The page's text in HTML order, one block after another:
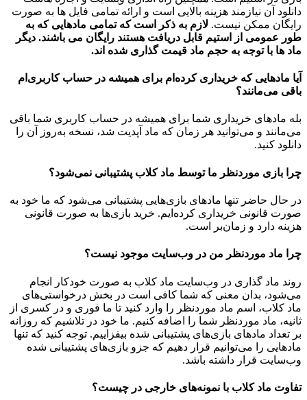
دانلود آن نیازمند هزینه بالایی است و ارائه تمامی فایل ها به صورت
رایگان ممکن نیست. لازم به ذکر است که تمامی مادهایی که به
طور عمومی از استیم قابل دریافت هستند رایگان می باشند. دیگر
ماد ها با توجه به حجم ماد قیمت گذاری شده اند.
آیا مادهایی که خریداری کرده‌ام برای همیشه در حساب‌ کاربری‌ام
باقی می‌مانند؟
بله مادهای خریداری شما برای همیشه در حساب کاربری شما باقی
می‌مانند و می‌توانید هر زمان که ماد آپدیت شد، نسخه به‌روز آن را
دانلود کنید.
چرا بازی موردنظر ما توسط ماد کلاب پشتیبانی نمی‌شود؟
در حال حاضر تنها مادهای بازی‌هایی پشتیبانی می‌شود که ما خود به
صورت قانونی خریداری کرده‌ایم. خرید بازی‌ها به صورت قانونی
هزینه دارد و زمان‌بر است.
چرا ماد موردنظر من در وب‌سایت موجود نیست؟
روند ماد گذاری در وب‌سایت ماد کلاب به صورت خودکار انجام
می‌شود، بدان معنی که شما کافی است در بخش درخواستی‌های
ماد کلاب، اسم ماد موردنظر را وارد کنید تا ما فوری و در کسری از
ثانیه، ماد موردنظر شما را اضافه کنیم. ما خود در تلاشیم که روزانه
بر تعداد مادهای بازی‌های پشتیبانی شده بیفزاییم. توجه کنید که تنها
مادهایی را می‌توانیم قرار دهیم که جزو بازی‌های پشتیبانی شده
وب‌سایت قرار داشته باشد.
تفاوت ماد کلاب با نمونه‌های خارجی در چیست؟